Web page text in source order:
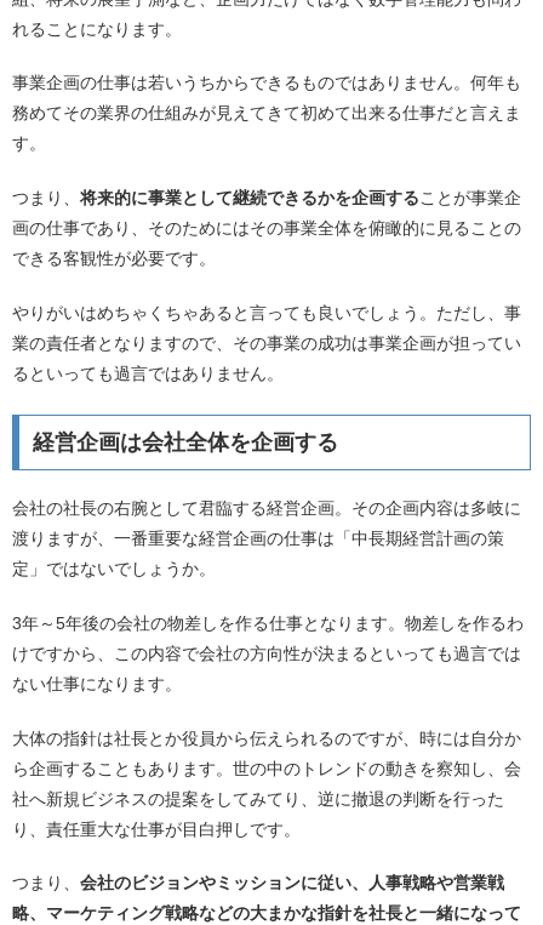
れることになります。
事業企画の仕事は若いうちからできるものではありません。何年も
務めてその業界の仕組みが見えてきて初めて出来る仕事だと言えま
す。
つまり、 将来的に事業として継続できるかを企画することが事業企
画の仕事であり、そのためにはその事業全体を俯瞰的に見ることの
できる客観性が必要です。
やりがいはめちゃくちゃあると言っても良いでしょう。ただし、事
業の責任者となりますので、その事業の成功は事業企画が担ってい
るといっても過言ではありません。
経営企画は会社全体を企画する
会社の社長の右腕として君臨する経営企画。その企画内容は多岐に
渡りますが、一番重要な経営企画の仕事は「中長期経営計画の策
定」ではないでしょうか。
3年～5年後の会社の物差しを作る仕事となります。物差しを作るわ
けですから、この内容で会社の方向性が決まるといっても過言では
ない仕事になります。
大体の指針は社長とか役員から伝えられるのですが、時には自分か
ら企画することもあります。世の中のトレンドの動きを察知し、会
社へ新規ビジネスの提案をしてみてり、逆に撤退の判断を行った
り、責任重大な仕事が目白押しです。
つまり、 会社のビジョンやミッションに従い、人事戦略や営業戦
略、マーケティング戦略などの大まかな指針を社長と一緒になって